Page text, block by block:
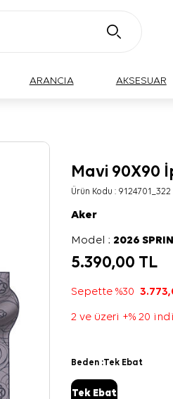
ARANCIA AKSESUAR
Mavi 90X90
Ürün Kodu : 9124701_322
Aker
Model :2026
5.390,00 TL
Sepette %30
2 ve üzeri +% 20
Beden :Tek Ebat
Tek Ebat